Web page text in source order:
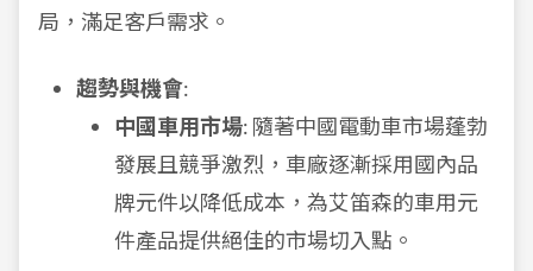
局，滿足客戶需求。
趨勢與機會:
中國車用市場: 隨著中國電動車市場蓬勃
發展且競爭激烈，車廠逐漸採用國內品
牌元件以降低成本，為艾笛森的車用元
件產品提供絕佳的市場切入點。